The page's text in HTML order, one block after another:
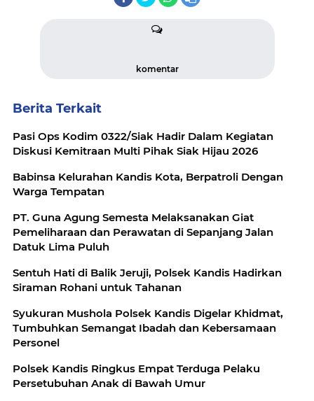
komentar
Berita Terkait
Pasi Ops Kodim 0322/Siak Hadir Dalam Kegiatan
Diskusi Kemitraan Multi Pihak Siak Hijau 2026
Babinsa Kelurahan Kandis Kota, Berpatroli Dengan
Warga Tempatan
PT. Guna Agung Semesta Melaksanakan Giat
Pemeliharaan dan Perawatan di Sepanjang Jalan
Datuk Lima Puluh
Sentuh Hati di Balik Jeruji, Polsek Kandis Hadirkan
Siraman Rohani untuk Tahanan
Syukuran Mushola Polsek Kandis Digelar Khidmat,
Tumbuhkan Semangat Ibadah dan Kebersamaan
Personel
Polsek Kandis Ringkus Empat Terduga Pelaku
Persetubuhan Anak di Bawah Umur